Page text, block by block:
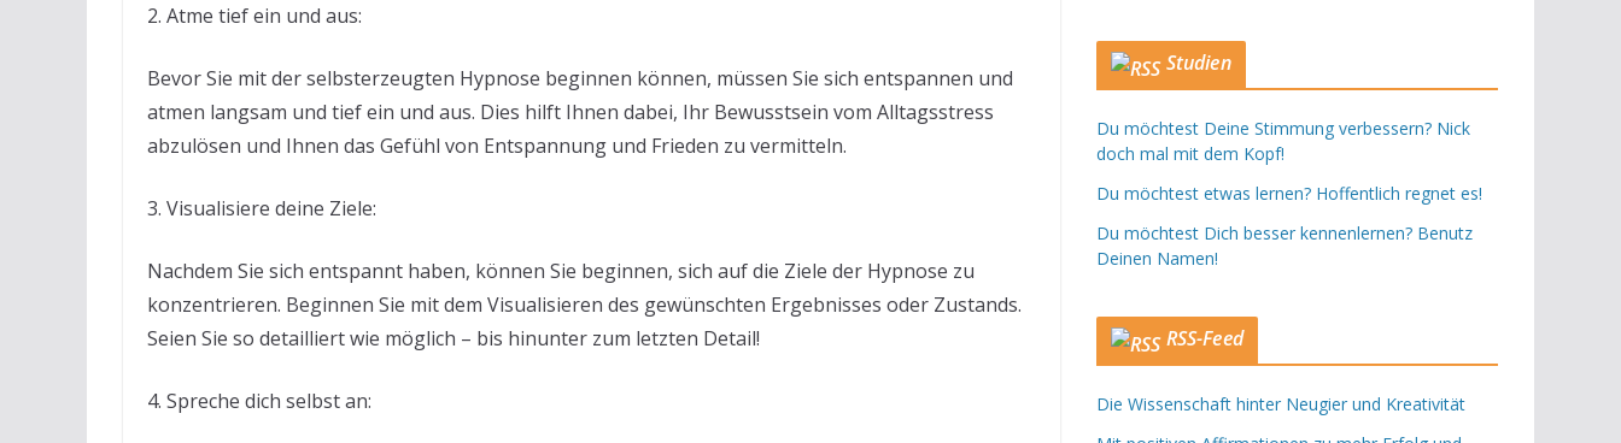
2. Atme tief ein und aus:
Bevor Sie mit der selbsterzeugten Hypnose beginnen können, müssen Sie sich entspannen und
atmen langsam und tief ein und aus. Dies hilft Ihnen dabei, Ihr Bewusstsein vom Alltagsstress
abzulösen und Ihnen das Gefühl von Entspannung und Frieden zu vermitteln.
3. Visualisiere deine Ziele:
Nachdem Sie sich entspannt haben, können Sie beginnen, sich auf die Ziele der Hypnose zu
konzentrieren. Beginnen Sie mit dem Visualisieren des gewünschten Ergebnisses oder Zustands.
Seien Sie so detailliert wie möglich – bis hinunter zum letzten Detail!
4. Spreche dich selbst an:
Studien
Du möchtest Deine Stimmung verbessern? Nick
doch mal mit dem Kopf!
Du möchtest etwas lernen? Hoffentlich regnet es!
Du möchtest Dich besser kennenlernen? Benutz
Deinen Namen!
RSS-Feed
Die Wissenschaft hinter Neugier und Kreativität